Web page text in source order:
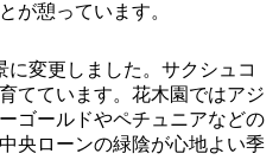
が憩っています。
変更しました。サクシュコ
てています。花木園ではアジ
ゴールドやペチュニアなどの
央ローンの緑陰が心地よい季